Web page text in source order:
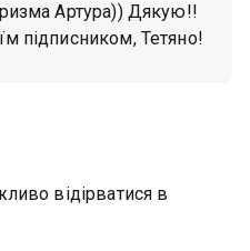
Артура)) Дякую!!
підписником, Тетяно!
відірватися в